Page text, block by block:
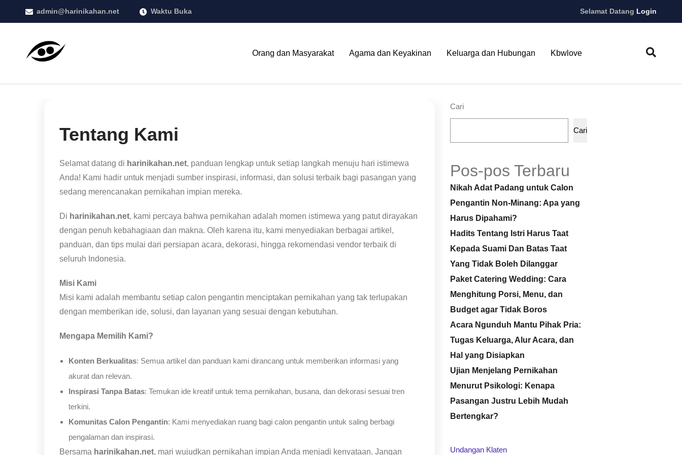
admin@harinikahan.net Waktu Buka Selamat Datang Login
Orang dan Masyarakat Agama dan Keyakinan Keluarga dan Hubungan Kbwlove
Tentang Kami
Selamat datang di harinikahan.net, panduan lengkap untuk setiap langkah menuju hari istimewa
Anda! Kami hadir untuk menjadi sumber inspirasi, informasi, dan solusi terbaik bagi pasangan yang
sedang merencanakan pernikahan impian mereka.
Di harinikahan.net, kami percaya bahwa pernikahan adalah momen istimewa yang patut dirayakan
dengan penuh kebahagiaan dan makna. Oleh karena itu, kami menyediakan berbagai artikel,
panduan, dan tips mulai dari persiapan acara, dekorasi, hingga rekomendasi vendor terbaik di
seluruh Indonesia.
Misi Kami
Misi kami adalah membantu setiap calon pengantin menciptakan pernikahan yang tak terlupakan
dengan memberikan ide, solusi, dan layanan yang sesuai dengan kebutuhan.
Mengapa Memilih Kami?
Konten Berkualitas: Semua artikel dan panduan kami dirancang untuk memberikan informasi yang
akurat dan relevan.
Inspirasi Tanpa Batas: Temukan ide kreatif untuk tema pernikahan, busana, dan dekorasi sesuai tren
terkini.
Komunitas Calon Pengantin: Kami menyediakan ruang bagi calon pengantin untuk saling berbagi
pengalaman dan inspirasi.
Bersama harinikahan.net, mari wujudkan pernikahan impian Anda menjadi kenyataan. Jangan
Cari
Cari
Pos-pos Terbaru
Nikah Adat Padang untuk Calon
Pengantin Non-Minang: Apa yang
Harus Dipahami?
Hadits Tentang Istri Harus Taat
Kepada Suami Dan Batas Taat
Yang Tidak Boleh Dilanggar
Paket Catering Wedding: Cara
Menghitung Porsi, Menu, dan
Budget agar Tidak Boros
Acara Ngunduh Mantu Pihak Pria:
Tugas Keluarga, Alur Acara, dan
Hal yang Disiapkan
Ujian Menjelang Pernikahan
Menurut Psikologi: Kenapa
Pasangan Justru Lebih Mudah
Bertengkar?
Undangan Klaten